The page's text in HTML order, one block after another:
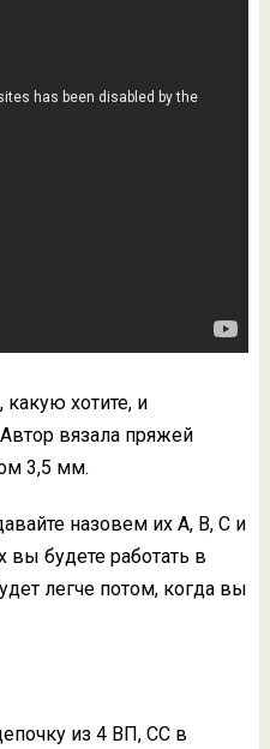
хотите, и
вязала пряжей
3,5 мм.
назовем их A, B, C и
вы будете работать в
легче потом, когда вы
из 4 ВП, СС в